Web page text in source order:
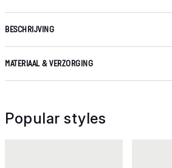
BESCHRIJVING
MATERIAAL & VERZORGING
Popular styles